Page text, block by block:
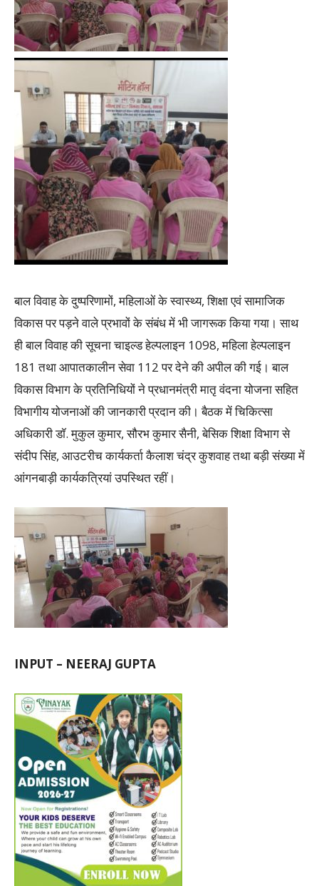
बाल विवाह के दुष्परिणामों, महिलाओं के स्वास्थ्य, शिक्षा एवं सामाजिक
विकास पर पड़ने वाले प्रभावों के संबंध में भी जागरूक किया गया। साथ
ही बाल विवाह की सूचना चाइल्ड हेल्पलाइन 1098, महिला हेल्पलाइन
181 तथा आपातकालीन सेवा 112 पर देने की अपील की गई। बाल
विकास विभाग के प्रतिनिधियों ने प्रधानमंत्री मातृ वंदना योजना सहित
विभागीय योजनाओं की जानकारी प्रदान की। बैठक में चिकित्सा
अधिकारी डॉ. मुकुल कुमार, सौरभ कुमार सैनी, बेसिक शिक्षा विभाग से
संदीप सिंह, आउटरीच कार्यकर्ता कैलाश चंद्र कुशवाह तथा बड़ी संख्या में
आंगनबाड़ी कार्यकत्रियां उपस्थित रहीं।
INPUT – NEERAJ GUPTA